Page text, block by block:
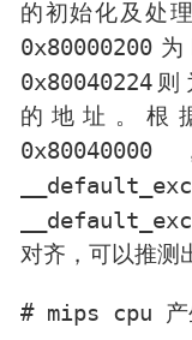
的初始化及处
0x80000200为
0x80040224则
的地址。根
0x80040000
对齐，可以推测
# mips cpu 产